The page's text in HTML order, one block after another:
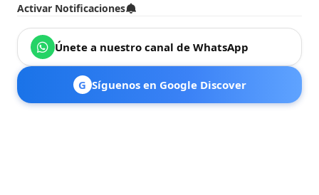
Activar Notificaciones
Únete a nuestro canal de WhatsApp
G Síguenos en Google Discover